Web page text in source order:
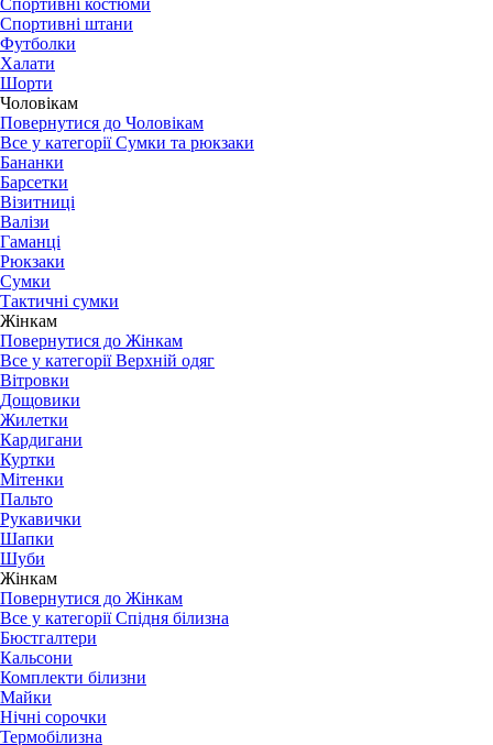
Спортивні костюми
Спортивні штани
Футболки
Халати
Шорти
Чоловікам
Повернутися до Чоловікам
Все у категорії Сумки та рюкзаки
Бананки
Барсетки
Візитниці
Валізи
Гаманці
Рюкзаки
Сумки
Тактичні сумки
Жінкам
Повернутися до Жінкам
Все у категорії Верхній одяг
Вітровки
Дощовики
Жилетки
Кардигани
Куртки
Мітенки
Пальто
Рукавички
Шапки
Шуби
Жінкам
Повернутися до Жінкам
Все у категорії Спідня білизна
Бюстгалтери
Кальсони
Комплекти білизни
Майки
Нічні сорочки
Термобілизна